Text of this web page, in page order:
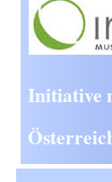
Initiative